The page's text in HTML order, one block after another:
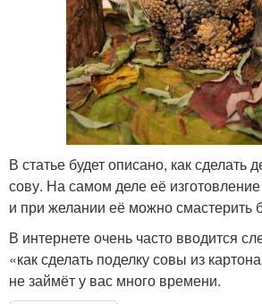
В статье будет описано, как сделать
сову. На самом деле её
и при желании её можно смастерить
В интернете очень часто вводится
«как сделать поделку совы из
не займёт у вас много времени.